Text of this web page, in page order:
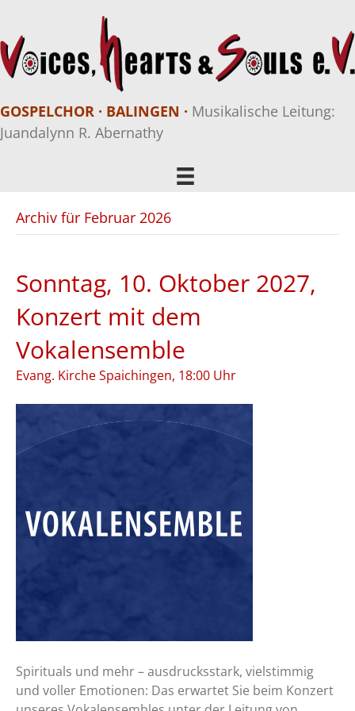
GOSPELCHOR · BALINGEN · Musikalische Leitung:
Juandalynn R. Abernathy
Archiv für Februar 2026
Sonntag, 10. Oktober 2027,
Konzert mit dem
Vokalensemble
Evang. Kirche Spaichingen, 18:00 Uhr
Spirituals und mehr – ausdrucksstark, vielstimmig
und voller Emotionen: Das erwartet Sie beim Konzert